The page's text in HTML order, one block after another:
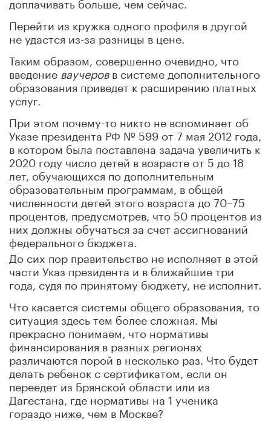
Перейти из кружка одного профиля в другой
не удастся из-за разницы в цене.
Таким образом, совершенно очевидно, что
введениеваучеровв системе дополнительного
образования приведет к расширению платных
услуг.
При этом почему-то никто не вспоминает об
Указе президента РФ № 599 от 7 мая 2012 года,
в котором была поставлена задача увеличить к
2020 году число детей в возрасте от 5 до 18
лет, обучающихся по дополнительным
образовательным программам, в общей
численности детей этого возраста до 70–75
процентов, предусмотрев, что 50 процентов из
них должны обучаться за счет ассигнований
федерального бюджета.
До сих пор правительство не исполняет в этой
части Указ президента и в ближайшие три
года, судя по принятому бюджету, не исполнит.
Что касается системы общего образования, то
ситуация здесь тем более сложная. Мы
прекрасно понимаем, что нормативы
финансирования в разных регионах
различаются порой в несколько раз. Что будет
делать ребенок с сертификатом, если он
переедет из Брянской области или из
Дагестана, где нормативы на 1 ученика
гораздо ниже, чем в Москве?